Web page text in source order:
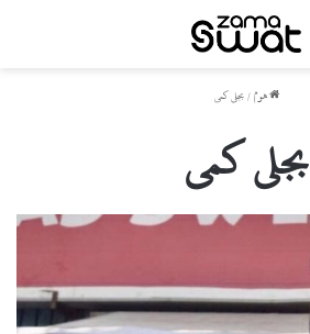
ھوم / بجلی کمی
بجلی کمی